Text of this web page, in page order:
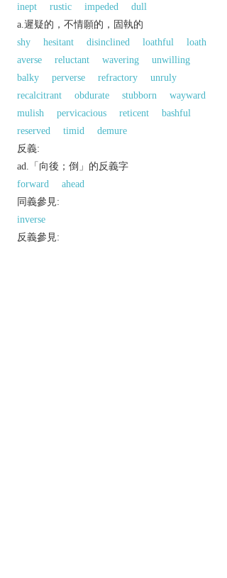
inept
rustic impeded
dull
a.遲疑的，不情願的，固執的
shy
hesitant disinclined loathful
loath
averse
reluctant wavering
unwilling
balky
perverse refractory
unruly
recalcitrant
obdurate stubborn
wayward
mulish
pervicacious reticent
bashful
reserved
timid
demure
反義:
ad.「向後；倒」的反義字
forward
ahead
同義參見:
inverse
反義參見: